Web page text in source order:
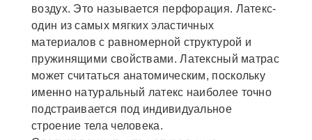
воздух. Это называется перфорация. Латекс-
один из самых мягких эластичных
материалов с равномерной структурой и
пружинящими свойствами. Латексный матрас
может считаться анатомическим, поскольку
именно натуральный латекс наиболее точно
подстраивается под индивидуальное
строение тела человека.